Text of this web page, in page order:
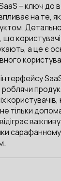
– ключ до
на те,
що
а це є
користувачів,
тільки